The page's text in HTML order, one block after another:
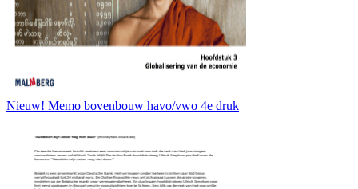
Nieuw! Memo bovenbouw havo/vwo 4e druk